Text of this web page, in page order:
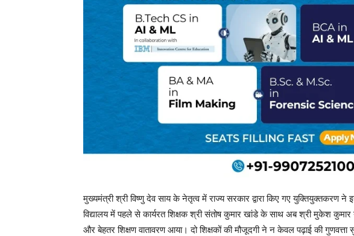
मुख्यमंत्री श्री विष्णु देव साय के नेतृत्व में राज्य सरकार द्वारा किए गए युक्तियुक्तकरण ने
विद्यालय में पहले से कार्यरत शिक्षक श्री संतोष कुमार खांडे के साथ अब श्री मुकेश कुमार
और बेहतर शिक्षण वातावरण आया। दो शिक्षकों की मौजूदगी ने न केवल पढ़ाई की गुणवत्ता